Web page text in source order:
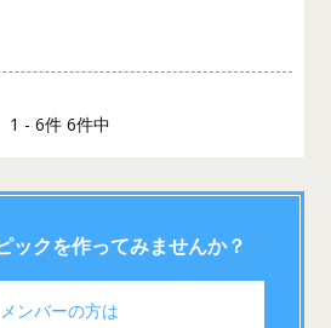
1 - 6件 6件中
ックを作ってみませんか？
メンバーの方は